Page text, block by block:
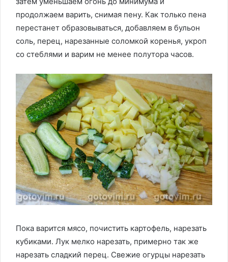
продолжаем варить, снимая пену. Как только пена
перестанет образовываться, добавляем в бульон
соль, перец, нарезанные соломкой коренья, укроп
со стеблями и варим не менее полутора часов.
Пока варится мясо, почистить картофель, нарезать
кубиками. Лук мелко нарезать, примерно так же
нарезать сладкий перец. Свежие огурцы нарезать